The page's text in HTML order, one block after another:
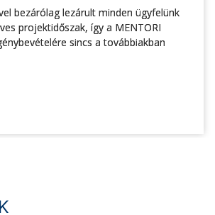
bezárólag lezárult minden ügyfelünk
projektidőszak, így a MENTORI
sincs a továbbiakban